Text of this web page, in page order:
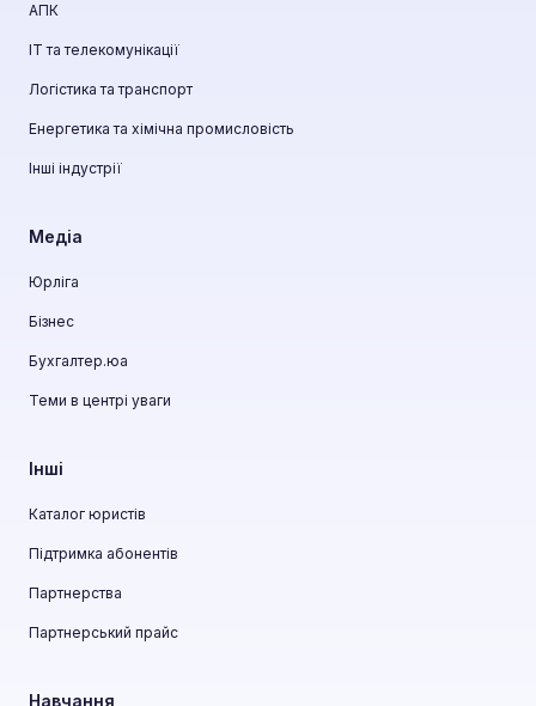
АПК
ІТ та телекомунікації
Логістика та транспорт
Енергетика та хімічна промисловість
Інші індустрії
Медіа
Юрліга
Бізнес
Бухгалтер.юа
Теми в центрі уваги
Інші
Каталог юристів
Підтримка абонентів
Партнерства
Партнерський прайс
Навчання